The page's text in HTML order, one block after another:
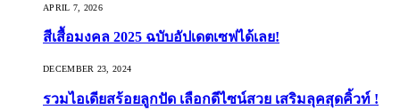
APRIL 7, 2026
สีเสื้อมงคล 2025 ฉบับอัปเดตเซฟได้เลย!
DECEMBER 23, 2024
รวมไอเดียสร้อยลูกปัด เลือกดีไซน์สวย เสริมลุคสุดคิ้วท์ !